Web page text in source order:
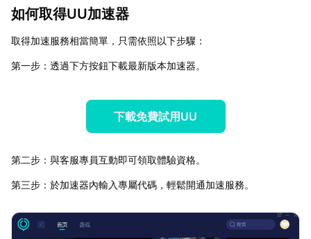
如何取得UU加速器
取得加速服務相當簡單，只需依照以下步驟：
第一步：透過下方按鈕下載最新版本加速器。
下載免費試用UU
第二步：與客服專員互動即可領取體驗資格。
第三步：於加速器內輸入專屬代碼，輕鬆開通加速服務。